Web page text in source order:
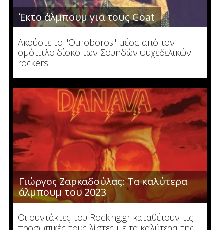
Έκτο άλμπουμ για τους Goat
Ακούστε το "Ouroboros" μέσα από τον
ομότιτλο δίσκο των Σουηδών ψυχεδελικών
rockers
Γιώργος Ζαρκαδούλας: Τα καλύτερα
άλμπουμ του 2023
Οι συντάκτες του Rocking.gr καταθέτουν τις
προσωπικές τους λίστες με τα καλύτερα της